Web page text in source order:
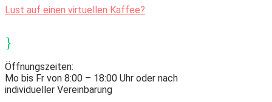
Lust auf einen virtuellen Kaffee?
}
Öffnungszeiten:
Mo bis Fr von 8:00 – 18:00 Uhr oder nach
individueller Vereinbarung